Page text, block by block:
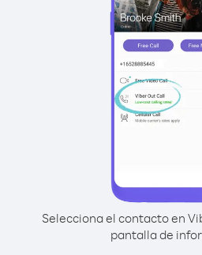
Selecciona el contacto en
pantalla de